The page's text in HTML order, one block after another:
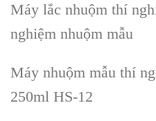
Máy lắc nhuộm thí
nghiệm nhuộm mẫu
Máy nhuộm mẫu thí
250ml HS-12